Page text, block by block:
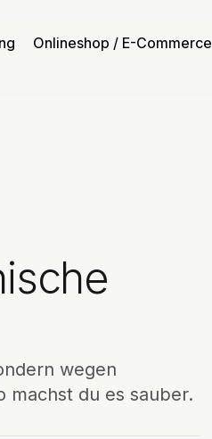
Onlineshop / E-Commerce
wegen
machst du es sauber.